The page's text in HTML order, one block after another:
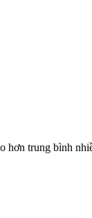
hơn trung bình